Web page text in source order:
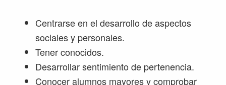
Centrarse en el desarrollo de aspectos
sociales y personales.
Tener conocidos.
Desarrollar sentimiento de pertenencia.
Conocer alumnos mayores y comprobar